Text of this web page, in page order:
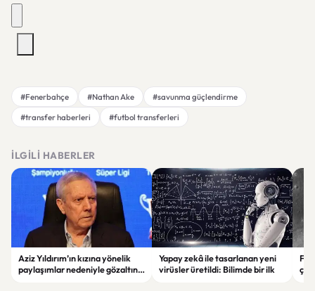
#Fenerbahçe #Nathan Ake
#savunma güçlendirme
#transfer haberleri
#futbol transferleri
İLGILI HABERLER
Aziz Yıldırım’ın kızına yönelik
paylaşımlar nedeniyle gözaltına
Yapay zekâ ile tasarlanan yeni
virüsler üretildi: Bilimde bir ilk